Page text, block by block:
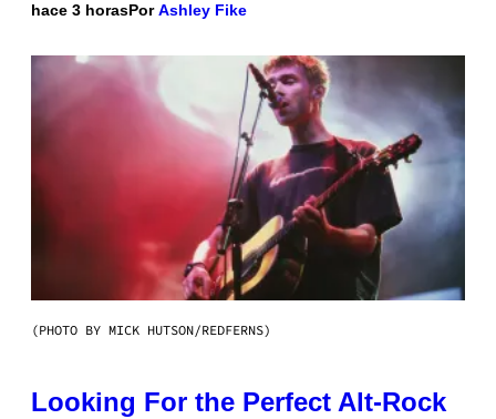
hace 3 horasPorAshley Fike
(PHOTO BY MICK HUTSON/REDFERNS)
Looking For the Perfect Alt-Rock